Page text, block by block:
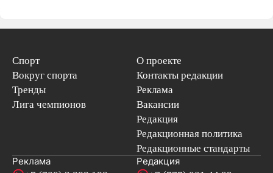
Спорт
Вокруг спорта
Тренды
Лига чемпионов
О проекте
Контакты редакции
Реклама
Вакансии
Редакция
Редакционная политика
Редакционные стандарты
Реклама Редакция